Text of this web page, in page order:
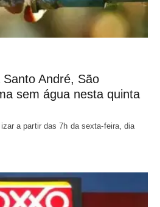
André, São
sem água nesta quinta
a partir das 7h da sexta-feira, dia